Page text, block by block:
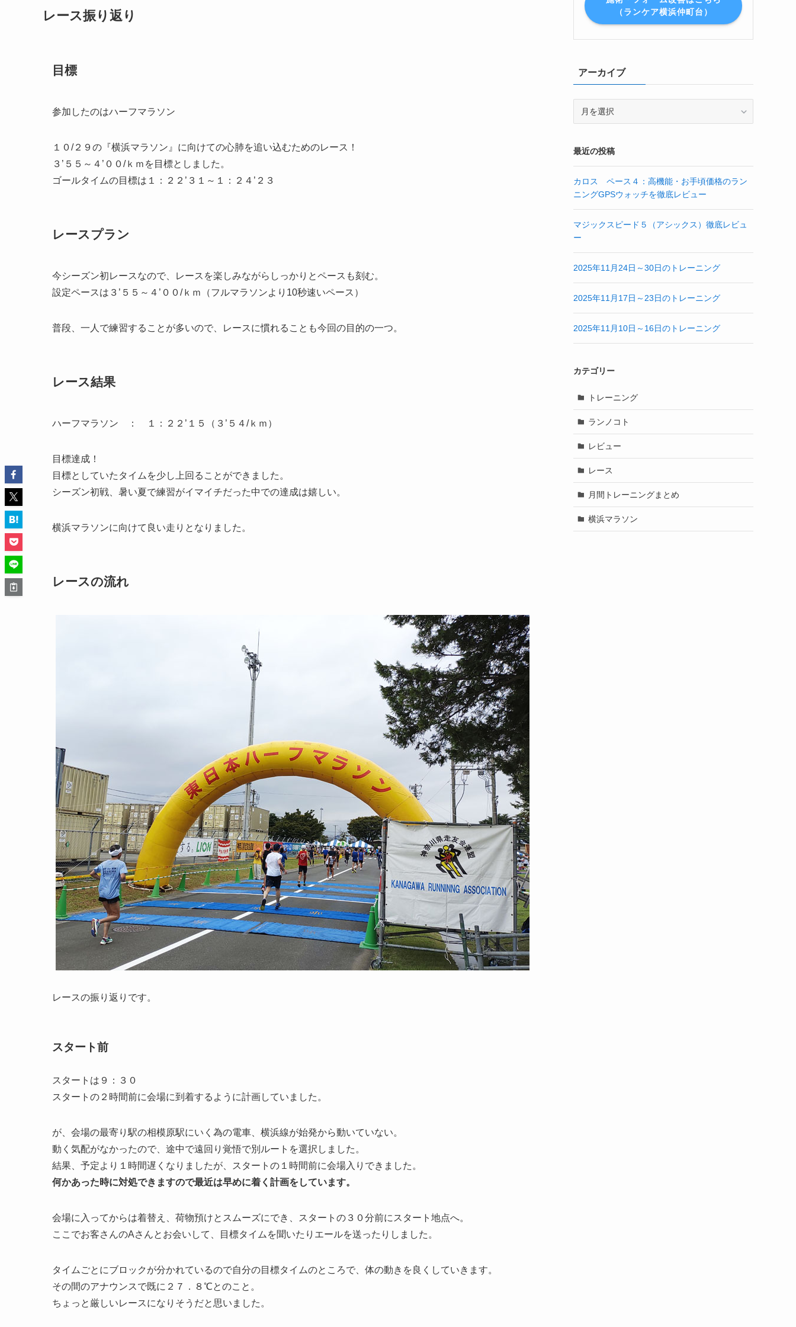
レース振り返り
目標
参加したのはハーフマラソン
１０/２９の『横浜マラソン』に向けての心肺を追い込むためのレース！
３’５５～４’００/ｋｍを目標としました。
ゴールタイムの目標は １：２２’３１～１：２４’２３
レースプラン
今シーズン初レースなので、レースを楽しみながらしっかりとペースも刻む。
設定ペースは ３’５５～４’００/ｋｍ （フルマラソンより10秒速いペース）
普段、一人で練習することが多いので、 レースに慣れることも今回の目的の一つ。
レース結果
ハーフマラソン ： １：２２’１５（３’５４/ｋｍ）
目標達成！
目標としていたタイムを少し上回ることができました。
シーズン初戦、暑い夏で練習がイマイチだった中での達成は嬉しい。
横浜マラソンに向けて良い走りとなりました。
レースの流れ
レースの振り返りです。
スタート前
スタートは９：３０
スタートの２時間前に会場に到着するように計画していました。
が、会場の最寄り駅の相模原駅にいく為の電車、横浜線が始発から動いていない。
動く気配がなかったので、途中で遠回り覚悟で別ルートを選択しました。
結果、予定より１時間遅くなりましたが、スタートの１時間前に会場入りできました。
何かあった時に対処できますので最近は早めに着く計画をしています。
会場に入ってからは着替え、荷物預けとスムーズにでき、スタートの３０分前にスタート地点へ。
ここでお客さんのAさんとお会いして、目標タイムを聞いたりエールを送ったりしました。
タイムごとにブロックが分かれているので自分の目標タイムのところで、体の動きを良くしていきます。
その間のアナウンスで既に２７．８℃とのこと。
ちょっと厳しいレースになりそうだと思いました。
（ランケア横浜仲町台）
アーカイブ
ブ
最近の投稿
カロス ペース４：高機能・お手頃価格のラン
ニングGPSウォッチを徹底レビュー
マジックスピード５（アシックス）徹底レビュ
ー
2025年11月24日～30日のトレーニング
2025年11月17日～23日のトレーニング
2025年11月10日～16日のトレーニング
カテゴリー
トレーニング
ランノコト
レビュー
レース
月間トレーニングまとめ
横浜マラソン